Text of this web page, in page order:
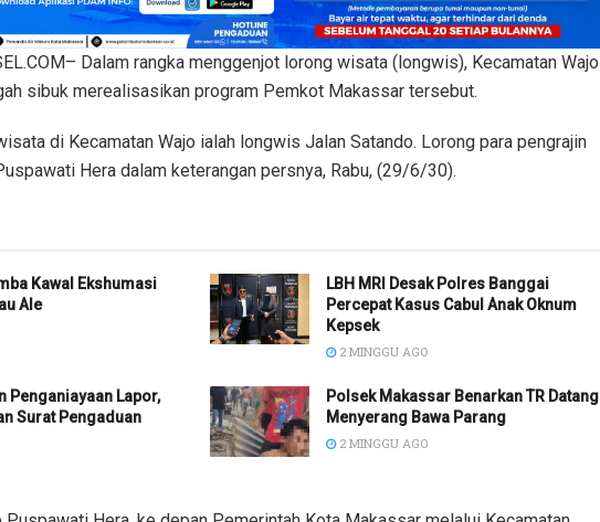
Dalam rangka menggenjot lorong wisata (longwis), Kecamatan Wajo
sibuk merealisasikan program Pemkot Makassar tersebut.
di Kecamatan Wajo ialah longwis Jalan Satando. Lorong para pengrajin
Hera dalam keterangan persnya, Rabu, (29/6/30).
Kawal Ekshumasi
Ale
LBH MRI Desak Polres Banggai
Percepat Kasus Cabul Anak Oknum
Kepsek
2 MINGGU AGO
Penganiayaan Lapor,
Surat Pengaduan
Polsek Makassar Benarkan TR Datang
Menyerang Bawa Parang
2 MINGGU AGO